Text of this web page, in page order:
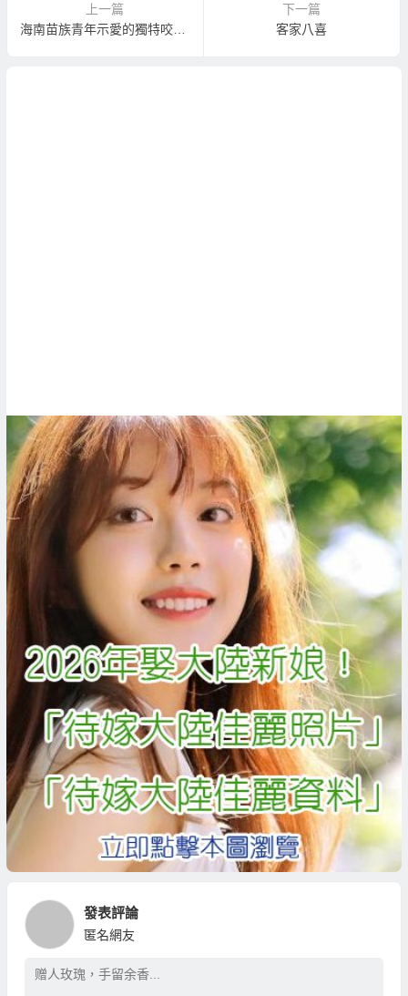
上一篇
海南苗族青年示愛的獨特咬手方式
下一篇
客家八喜
發表評論
匿名網友